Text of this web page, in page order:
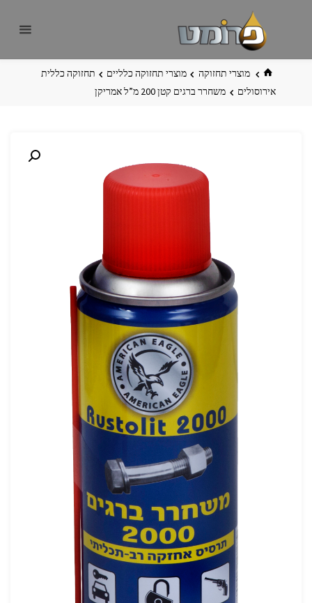
בית מוצרי תחזוקה מוצרי תחזוקה כלליים
תחזוקה כללית
אירוסולים
משחרר ברגים קטן 200 מ”ל אמריקן